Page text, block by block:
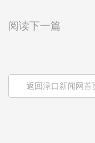
阅读下一篇
返回渌口新闻网首